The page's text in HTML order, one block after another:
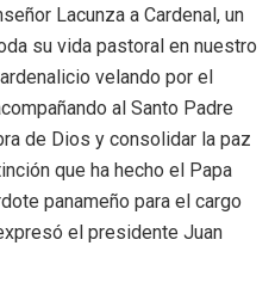
Lacunza a Cardenal, un
su vida pastoral en nuestro
velando por el
al Santo Padre
de Dios y consolidar la paz
que ha hecho el Papa
panameño para el cargo
el presidente Juan